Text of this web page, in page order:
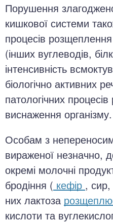
Порушення
кишкової системи
процесів
(інших вуглеводів,
інтенсивність
біологічно активних
патологічних
виснаження організму.
Особам з
вираженої незначно,
окремі молочні
бродіння ( кефір , сир,
них лактоза
кислоти та